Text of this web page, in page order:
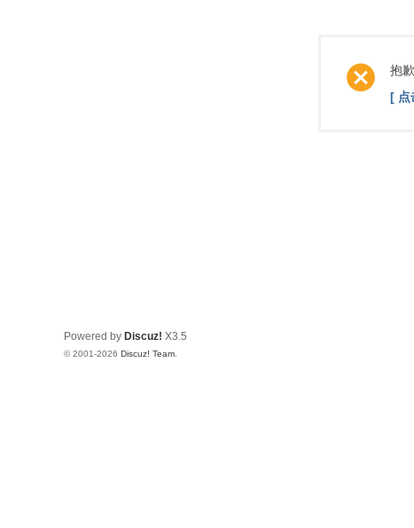
抱
[ 点
Powered by Discuz! X3.5
© 2001-2026 Discuz! Team